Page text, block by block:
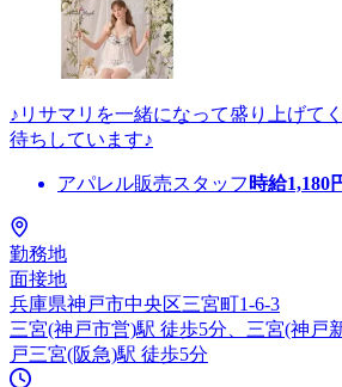
♪リサマリを一緒になって盛り上げて
待ちしています♪
アパレル販売スタッフ 時給1,180
勤務地
面接地
兵庫県神戸市中央区三宮町1-6-3
三宮(神戸市営)駅 徒歩5分、三宮(神戸
戸三宮(阪急)駅 徒歩5分